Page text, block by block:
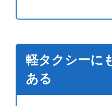
軽タクシーに
ある